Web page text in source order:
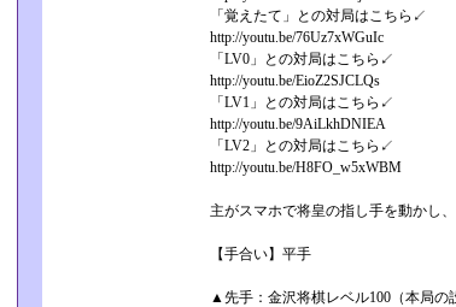
「覚えたて」との対局はこちら↙
http://youtu.be/76Uz7xWGuIc
「LV0」との対局はこちら↙
http://youtu.be/EioZ2SJCLQs
「LV1」との対局はこちら↙
http://youtu.be/9AiLkhDNIEA
「LV2」との対局はこちら↙
http://youtu.be/H8FO_w5xWBM
主がスマホで将皇の指し手を動かし
【手合い】平手
▲先手：金沢将棋レベル100（本局の